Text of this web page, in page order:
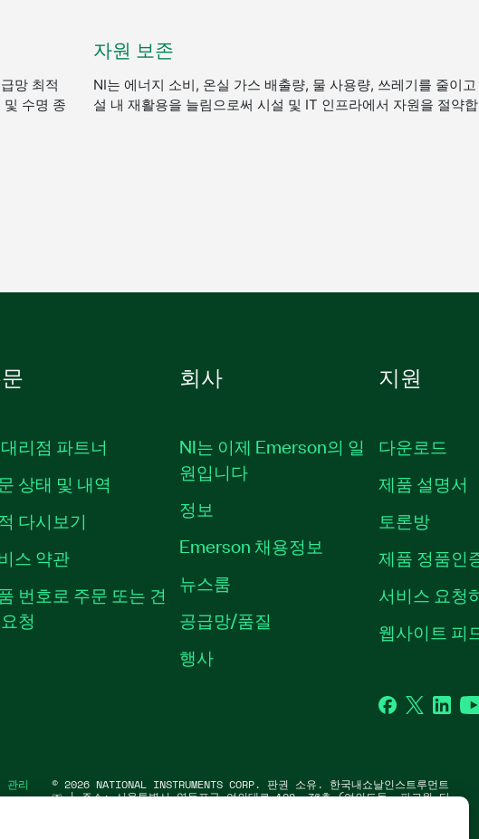
망 최적
수명 종
자원 보존
NI는 에너지 소비, 온실 가스 배출량, 물 사용량, 쓰레기를 줄이
설 내 재활용을 늘림으로써 시설 및 IT 인프라에서 자원을 절약
리점 파트너
상태 및 내역
다시보기
스 약관
번호로 주문 또는 견
청
회사
NI는 이제 Emerson의 일
원입니다
정보
Emerson 채용정보
뉴스룸
공급망/품질
행사
지원
다운로드
제품 설명서
토론방
제품 정품인
서비스 요청
웹사이트 피
Facebook
Twitter
관리 © 2026 NATIONAL INSTRUMENTS CORP. 판권 소유. 한국내쇼날인스트루먼트
㈜ | 주소: 서울특별시 영등포구 여의대로 108, 36층 (여의도동, 파크원 타